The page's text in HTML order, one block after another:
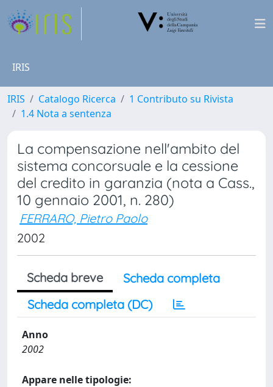
IRIS
IRIS Catalogo Ricerca
1 Contributo su Rivista
1.4 Nota a sentenza
La compensazione nell'ambito del
sistema concorsuale e la cessione
del credito in garanzia (nota a Cass.,
10 gennaio 2001, n. 280)
FERRARO, Pietro Paolo
2002
Scheda breve
Scheda completa
Scheda completa (DC)
Anno
2002
Appare nelle tipologie: